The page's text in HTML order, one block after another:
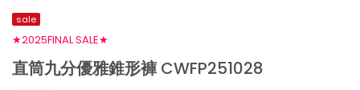
sale
★2025FINAL SALE★
直筒九分優雅錐形褲 CWFP251028